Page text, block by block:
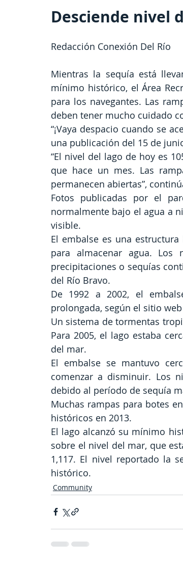
Desciende nivel
Redacción Conexión Del Río
Mientras la sequía está
mínimo histórico, el Área
para los navegantes. Las
deben tener mucho cuidado
“¡Vaya despacio cuando se
una publicación del 15 de
“El nivel del lago de hoy es
que hace un mes. Las
permanecen abiertas”,
Fotos publicadas por el
normalmente bajo el agua a
visible.
El embalse es una
para almacenar agua.
precipitaciones o sequías
del Río Bravo.
De 1992 a 2002, el
prolongada, según el sitio
Un sistema de tormentas
Para 2005, el lago estaba
del mar.
El embalse se mantuvo
comenzar a disminuir. Los
debido al período de sequía
Muchas rampas para botes
históricos en 2013.
El lago alcanzó su mínimo
sobre el nivel del mar, que
1,117. El nivel reportado la
histórico.
Community